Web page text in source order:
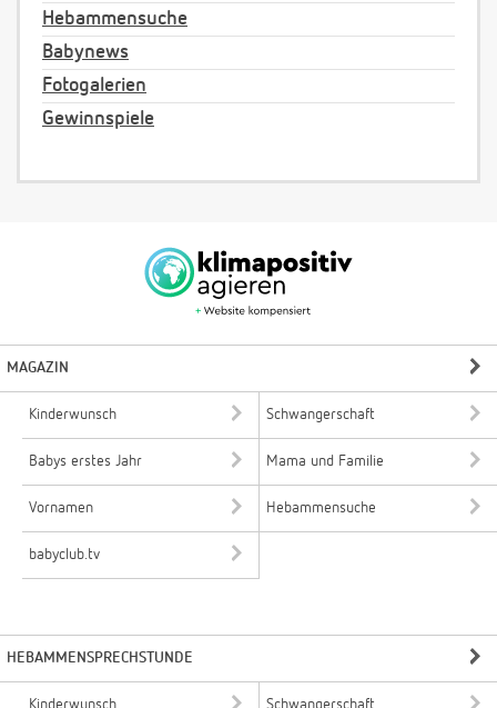
Hebammensuche
Babynews
Fotogalerien
Gewinnspiele
MAGAZIN
Kinderwunsch Schwangerschaft
Babys erstes Jahr Mama und Familie
Vornamen Hebammensuche
babyclub.tv
HEBAMMENSPRECHSTUNDE